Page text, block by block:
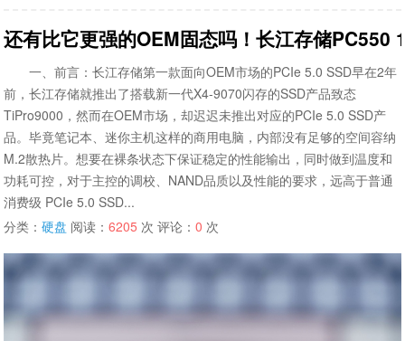
还有比它更强的OEM固态吗！长江存储
一、前言：长江存储第一款面向OEM市场的PCIe 5.0 SSD早在2年
前，长江存储就推出了搭载新一代X4-9070闪存的SSD产品致态
TiPro9000，然而在OEM市场，却迟迟未推出对应的PCIe 5.0 SSD产
品。毕竟笔记本、迷你主机这样的商用电脑，内部没有足够的空间容纳
M.2散热片。想要在裸条状态下保证稳定的性能输出，同时做到温度和
功耗可控，对于主控的调校、NAND品质以及性能的要求，远高于普通
消费级 PCIe 5.0 SSD...
分类：硬盘 阅读：6205 次 评论：0 次